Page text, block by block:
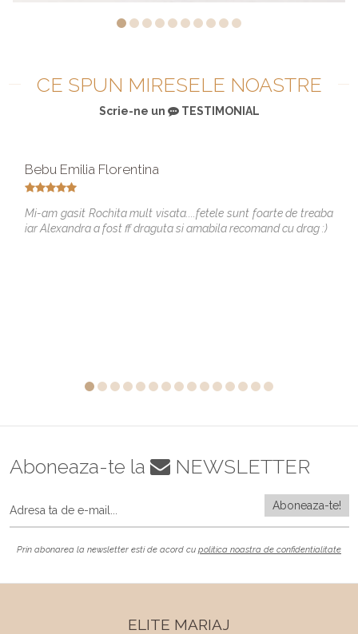
CE SPUN MIRESELE NOASTRE
Scrie-ne un TESTIMONIAL
Bebu Emilia Florentina
Mi-am gasit Rochita mult visata....fetele sunt foarte de treaba
iar Alexandra a fost ff draguta si amabila recomand cu drag :)
Aboneaza-te la NEWSLETTER
Prin abonarea la newsletter esti de acord cu politica noastra de confidentialitate
ELITE MARIAJ